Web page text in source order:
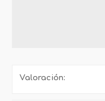
Valoración: